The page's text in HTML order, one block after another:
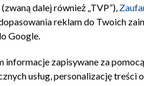
dalej również „TVP”),
reklam do Twoich
Google.
informacje zapisywane za
usług, personalizację treści